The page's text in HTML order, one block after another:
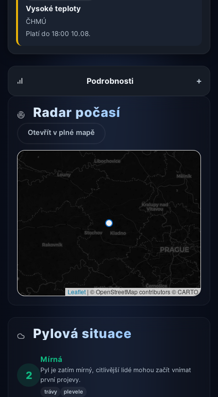
Vysoké teploty
ČHMÚ
Platí do 18:00 10.08.
Podrobnosti +
Radar počasí
Otevřít v plné mapě
Radarový snímek momentálně není dostupný.
Otevřít v plné mapě
Zkusit znovu
Otevřít v plné mapě →
Leaflet | © OpenStreetMap contributors © CARTO
Pylová situace
2
Mírná
Pyl je zatím mírný, citlivější lidé mohou začít vnímat
první projevy.
trávy plevele